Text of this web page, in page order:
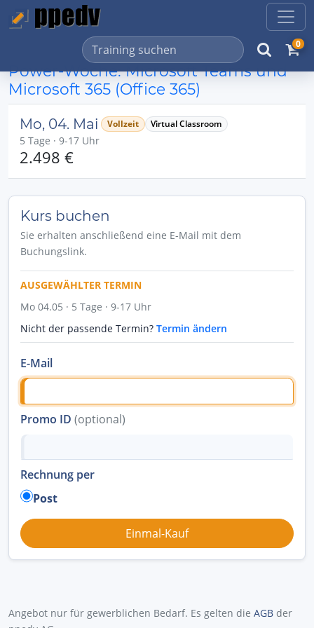
0
Power-Woche: Microsoft Teams und
Microsoft 365 (Office 365)
Mo, 04. Mai Vollzeit Virtual Classroom
5 Tage · 9-17 Uhr
2.498 €
Kurs buchen
Sie erhalten anschließend eine E-Mail mit dem
Buchungslink.
AUSGEWÄHLTER TERMIN
Mo 04.05 · 5 Tage · 9-17 Uhr
Nicht der passende Termin? Termin ändern
E-Mail
Promo ID (optional)
Rechnung per
Post
Angebot nur für gewerblichen Bedarf. Es gelten die AGB der